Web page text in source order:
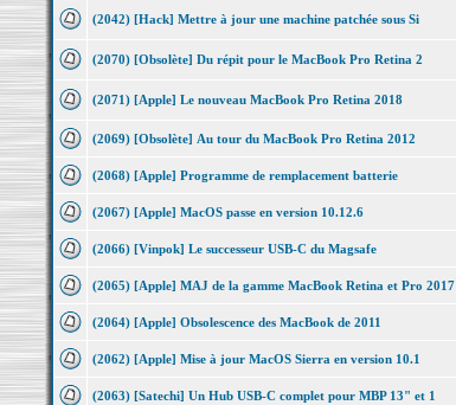
(2042) [Hack] Mettre à jour une machine patchée sous Si
(2070) [Obsolète] Du répit pour le MacBook Pro Retina 2
(2071) [Apple] Le nouveau MacBook Pro Retina 2018
(2069) [Obsolète] Au tour du MacBook Pro Retina 2012
(2068) [Apple] Programme de remplacement batterie
(2067) [Apple] MacOS passe en version 10.12.6
(2066) [Vinpok] Le successeur USB-C du Magsafe
(2065) [Apple] MAJ de la gamme MacBook Retina et Pro 2017
(2064) [Apple] Obsolescence des MacBook de 2011
(2062) [Apple] Mise à jour MacOS Sierra en version 10.1
(2063) [Satechi] Un Hub USB-C complet pour MBP 13" et 1